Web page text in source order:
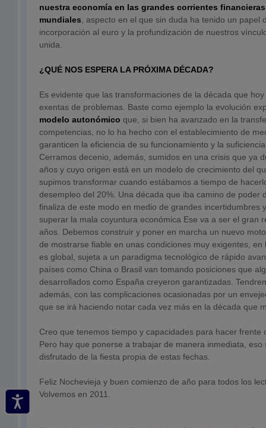
nuestra economía en las grandes corrientes
mundiales , aspecto en el que sin duda ha tenido un papel
incorporación al euro y la profundización de nuestros
unida.
¿QUÉ NOS ESPERA LA PRÓXIMA DÉCADA?
Es evidente que las transformaciones de la década que
exentas de problemas. Baste como ejemplo la evolución
modelo autonómico que, si bien ha avanzado en la
competencias, no lo ha hecho con el establecimiento de
garanticen la eficiencia de su funcionamiento y la
Cerramos decenio, además, sumidos en una crisis que ya
años y cuyo origen está en un modelo de crecimiento del
supimos transformar cuando estábamos a tiempo de
desempleo del 20%. Una década que iba camino de poder
finaliza de este modo en medio de grandes incertidumbres
superar la mala coyuntura económica Ese va a ser el gran
años. Debemos construir y poner en marcha un nuevo
de mostrarse fiable en unas condiciones muy exigentes, en
es global, sujeta a un paradigma tecnológico de rápido
países como China o Brasil van tomando posiciones que
desarrollados como España creyeron garantizadas.
además, con las complicaciones ocasionadas por un
que se irá haciendo notar cada vez más en la década que
Creo que tenemos tiempo y capacidades para hacer frente
Pero hay que ponerse a trabajar de manera inmediata, eso
disfrutado de la fiesta propia de estas fechas.
Feliz Nochevieja y buen comienzo de año para todos los
Volvemos en 2011.